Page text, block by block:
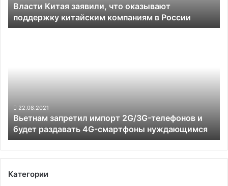
России
Власти Китая заявили, что оказывают
поддержку китайским компаниям в России
раздавать
4G-
смартфоны
нуждающимся
22.08.2021
Вьетнам запретил импорт 2G/3G-телефонов и
будет раздавать 4G-смартфоны нуждающимся
Категории